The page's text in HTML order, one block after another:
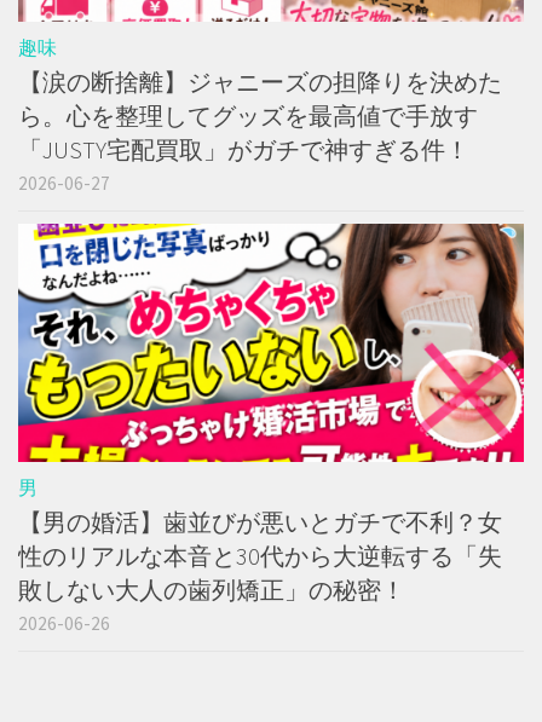
趣味
【涙の断捨離】ジャニーズの担降りを決めた
ら。心を整理してグッズを最高値で手放す
「JUSTY宅配買取」がガチで神すぎる件！
2026-06-27
男
【男の婚活】歯並びが悪いとガチで不利？女
性のリアルな本音と30代から大逆転する「失
敗しない大人の歯列矯正」の秘密！
2026-06-26